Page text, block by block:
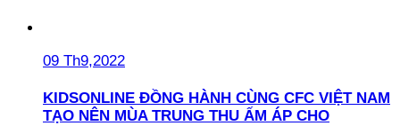
09 Th9,2022
KIDSONLINE ĐỒNG HÀNH CÙNG CFC VIỆT NAM
TẠO NÊN MÙA TRUNG THU ẤM ÁP CHO